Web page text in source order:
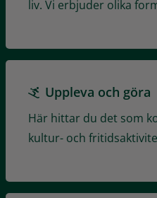
liv. Vi erbjuder olika
Uppleva och göra
Här hittar du det som
kultur- och